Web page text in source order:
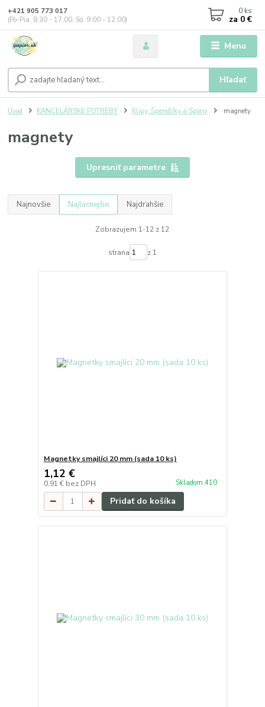
Menu
Hľadať
+421 905 773 017
(Po-Pia, 8:30 - 17:00, So: 9:00 - 12:00)
0 ks
za 0 €
Úvod KANCELÁRSKE POTREBY Klipy, Špendlíky a Spony magnety
magnety
Upresniť parametre
Najnovšie Najlacnejšie Najdrahšie
Zobrazujem 1-12 z 12
strana z 1
Magnetky smajlíci 20 mm (sada 10 ks)
1,12 €
0,91 € bez DPH Skladom 410
Pridať do košíka